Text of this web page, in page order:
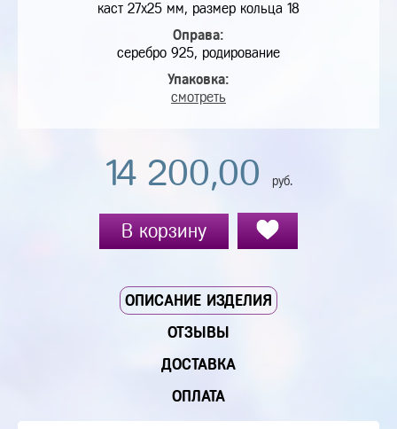
каст 27х25 мм, размер кольца 18
Оправа:
серебро 925, родирование
Упаковка:
смотреть
14 200,00 руб.
В корзину
ОПИСАНИЕ ИЗДЕЛИЯ
ОТЗЫВЫ
ДОСТАВКА
ОПЛАТА